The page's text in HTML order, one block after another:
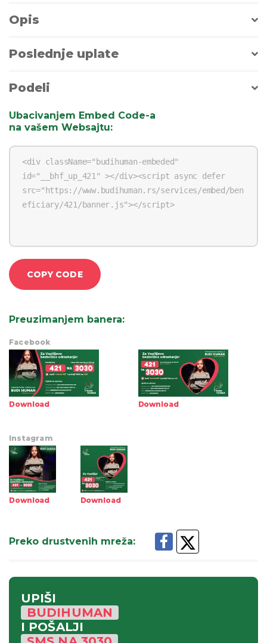
Opis
Poslednje uplate
Podeli
Ubacivanjem Embed Code-a
na vašem Websajtu:
COPY CODE
Preuzimanjem banera:
Facebook
Download Download
Instagram
Download Download
Preko drustvenih mreža:
UPIŠI
BUDIHUMAN
I POŠALJI